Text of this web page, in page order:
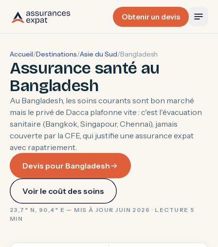
Obtenir un devis
Accueil/Destinations/Asie du Sud/Bangladesh
Assurance santé au
Bangladesh
Au Bangladesh, les soins courants sont bon marché
mais le privé de Dacca plafonne vite : c'est l'évacuation
sanitaire (Bangkok, Singapour, Chennai), jamais
couverte par la CFE, qui justifie une assurance expat
avec rapatriement.
Devis pour Bangladesh
Voir le coût des soins
23,7° N, 90,4° E — MIS À JOUR JUIN 2026 · LECTURE 5
MIN